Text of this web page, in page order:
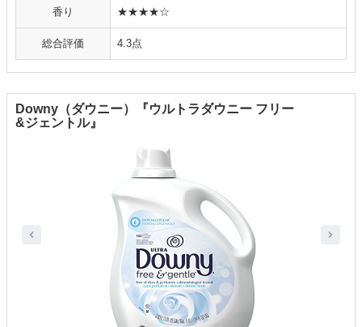
香り ★★★★☆
総合評価 4.3点
Downy（ダウニー）『ウルトラダウニー フリー
&ジェントル』